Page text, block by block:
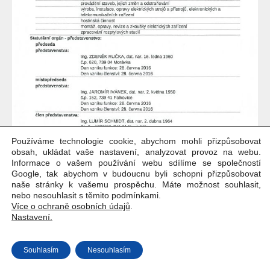
SEO
Používáme technologie cookie, abychom mohli přizpůsobovat
obsah, ukládat vaše nastavení, analyzovat provoz na webu.
Informace o vašem používání webu sdílíme se společností
Google, tak abychom v budoucnu byli schopni přizpůsobovat
naše stránky k vašemu prospěchu. Máte možnost souhlasit,
nebo nesouhlasit s těmito podmínkami.
Více o ochraně osobních údajů
Nastavení.
Souhlasím Nesouhlasím